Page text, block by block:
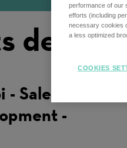
de
Sales and
-
performance of our
efforts (including
necessary cookies
a less optimized
COOKIES